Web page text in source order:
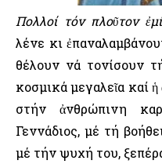
Πολλοί τόν πλοῦτον
λένε κι
θέλουν νά τονίσουν
κοσμικά μεγαλεῖα καί
στήν ἀνθρώπινη
Γεννάδιος, μέ τή
μέ τήν ψυχή του,